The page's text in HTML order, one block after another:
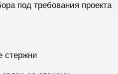
под требования проекта
стержни